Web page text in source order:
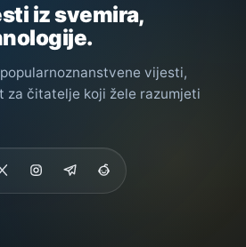
iz svemira,
vijesti,
za čitatelje koji žele razumjeti